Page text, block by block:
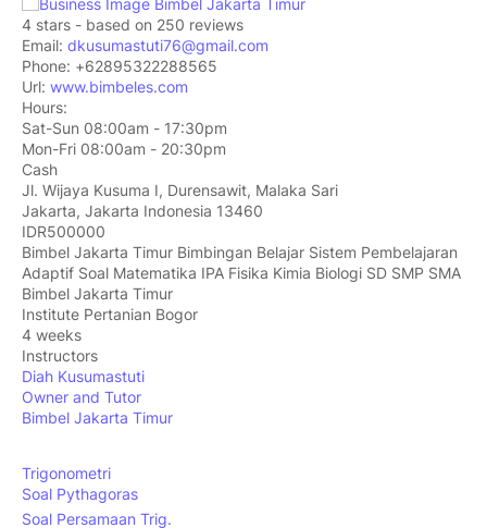
4 stars - based on 250 reviews
Email: dkusumastuti76@gmail.com
Phone: +62895322288565
Url: www.bimbeles.com
Hours:
Sat-Sun 08:00am - 17:30pm
Mon-Fri 08:00am - 20:30pm
Cash
Jl. Wijaya Kusuma I, Durensawit, Malaka Sari
Jakarta, Jakarta Indonesia 13460
IDR500000
Bimbel Jakarta Timur Bimbingan Belajar Sistem Pembelajaran
Adaptif Soal Matematika IPA Fisika Kimia Biologi SD SMP SMA
Bimbel Jakarta Timur
Institute Pertanian Bogor
4 weeks
Instructors
Diah Kusumastuti
Owner and Tutor
Bimbel Jakarta Timur
Trigonometri
Soal Pythagoras
Soal Persamaan Trig.